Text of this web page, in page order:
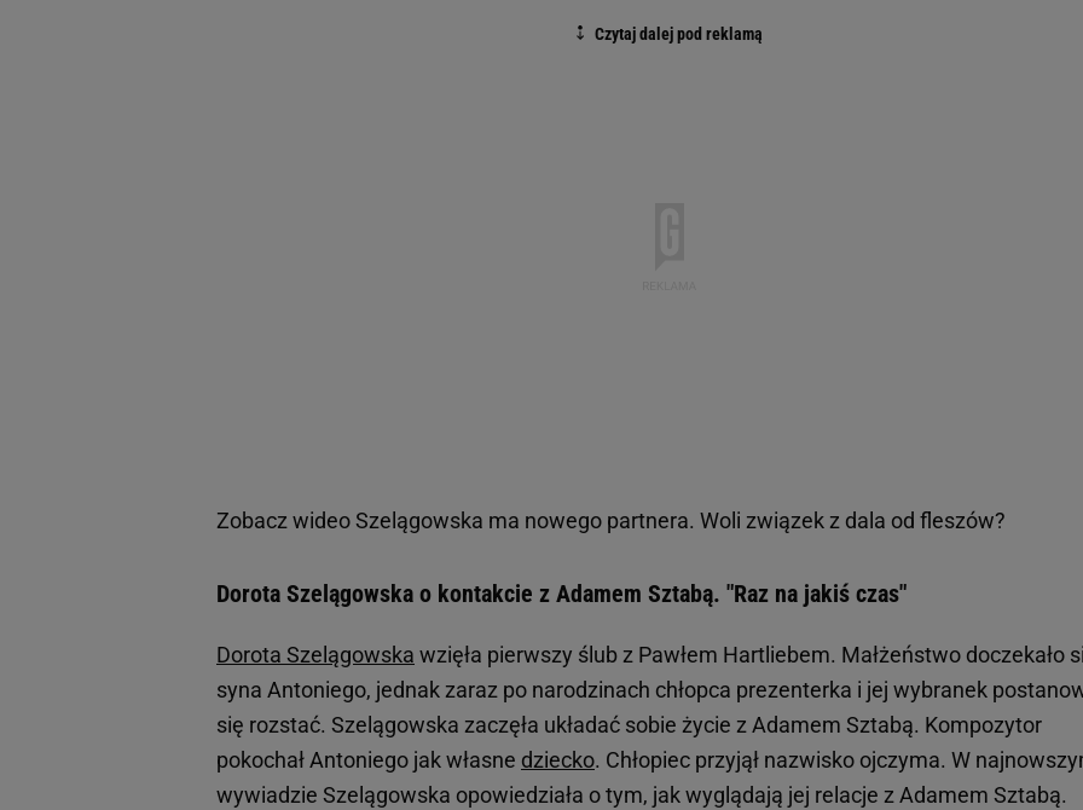
Zobacz wideoSzelągowska ma nowego partnera. Woli związek z dala od fleszów?
Dorota Szelągowska o kontakcie z Adamem Sztabą. "Raz na jakiś czas"
Dorota Szelągowska wzięła pierwszy ślub z Pawłem Hartliebem. Małżeństwo doczekało
syna Antoniego, jednak zaraz po narodzinach chłopca prezenterka i jej wybranek
się rozstać. Szelągowska zaczęła układać sobie życie z Adamem Sztabą. Kompozytor
pokochał Antoniego jak własne dziecko. Chłopiec przyjął nazwisko ojczyma. W
wywiadzie Szelągowska opowiedziała o tym, jak wyglądają jej relacje z Adamem Sztabą.